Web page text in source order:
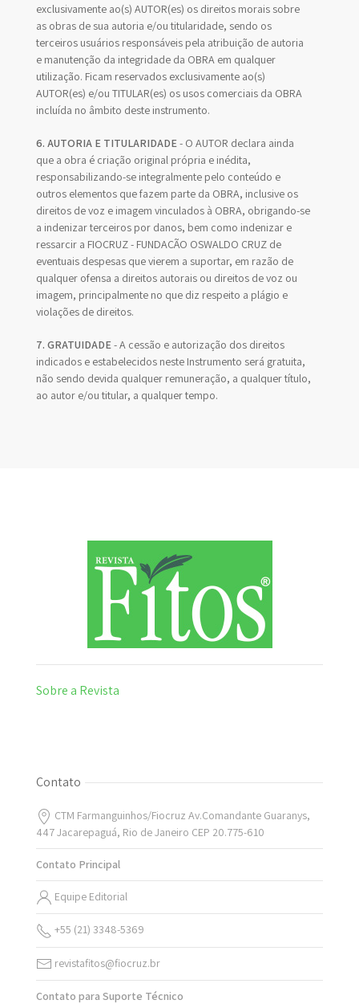
exclusivamente ao(s) AUTOR(es) os direitos morais sobre
as obras de sua autoria e/ou titularidade, sendo os
terceiros usuários responsáveis pela atribuição de autoria
e manutenção da integridade da OBRA em qualquer
utilização. Ficam reservados exclusivamente ao(s)
AUTOR(es) e/ou TITULAR(es) os usos comerciais da OBRA
incluída no âmbito deste instrumento.
6. AUTORIA E TITULARIDADE- O AUTOR declara ainda
que a obra é criação original própria e inédita,
responsabilizando-se integralmente pelo conteúdo e
outros elementos que fazem parte da OBRA, inclusive os
direitos de voz e imagem vinculados à OBRA, obrigando-se
a indenizar terceiros por danos, bem como indenizar e
ressarcir a FIOCRUZ - FUNDAÇÃO OSWALDO CRUZ de
eventuais despesas que vierem a suportar, em razão de
qualquer ofensa a direitos autorais ou direitos de voz ou
imagem, principalmente no que diz respeito a plágio e
violações de direitos.
7. GRATUIDADE- A cessão e autorização dos direitos
indicados e estabelecidos neste Instrumento será gratuita,
não sendo devida qualquer remuneração, a qualquer título,
ao autor e/ou titular, a qualquer tempo.
Sobre a Revista
Contato
CTM Farmanguinhos/Fiocruz Av.Comandante Guaranys,
447 Jacarepaguá, Rio de Janeiro CEP 20.775-610
Contato Principal
Equipe Editorial
+55 (21) 3348-5369
revistafitos@fiocruz.br
Contato para Suporte Técnico